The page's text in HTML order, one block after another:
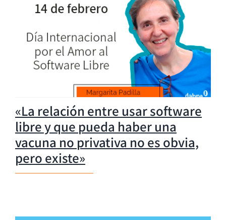
«La relación entre usar software
libre y que pueda haber una
vacuna no privativa no es obvia,
pero existe»